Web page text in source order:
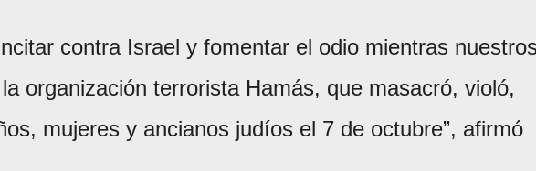
contra Israel y fomentar el odio mientras
organización terrorista Hamás, que masacró, violó,
mujeres y ancianos judíos el 7 de octubre”, afirmó